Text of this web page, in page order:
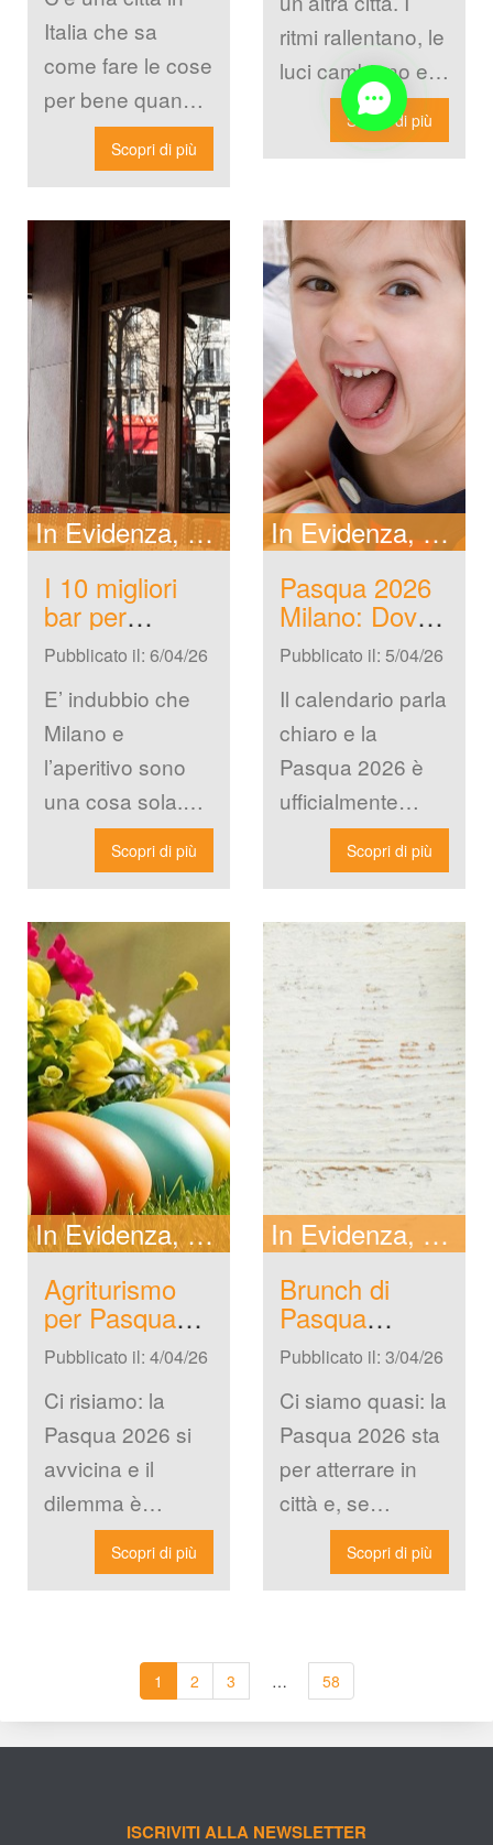
Milanese è
Imbattibile
Italia che sa
come fare le cose
per bene quando
i tratta di
festeggiare e
Scopri di più
ritmi rallentano, le
luci cambiano e
quella energia
compressa che si
Scopri di più
In Evidenza New
I 10 migliori
bar per
l'aperitivo a
Milano nel
2026
Pubblicato il: 6/04/26
E’ indubbio che
Milano e
l’aperitivo sono
una cosa sola.
Non è uno
tereotipo è una
chiunque abbia
[…]
Scopri di più
In Evidenza New
Pasqua 2026
Milano: Dove
Prenotare il
Pranzo
Perfetto
Pubblicato il: 5/04/26
Il calendario parla
chiaro e la
Pasqua 2026 è
ufficialmente
all’orizzonte. Se
pensate che
feste sia una […]
Scopri di più
In Evidenza New
Agriturismo
per Pasqua
vicino Milano
2026: Guida
Completa
Pubblicato il: 4/04/26
Ci risiamo: la
Pasqua 2026 si
avvicina e il
dilemma è
empre lo stesso.
Restare a fare
Scopri di più
In Evidenza New
Brunch di
Pasqua
Milano 2026:
Location
Trendy e
Moderne
Pubblicato il: 3/04/26
Ci siamo quasi: la
Pasqua 2026 sta
per atterrare in
città e, se
pensate che
Milano si svuoti
Scopri di più
1 2 3 … 58
ISCRIVITI ALLA NEWSLETTER